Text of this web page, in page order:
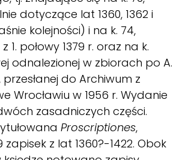
dotyczące lat 1360, 1362 i
kolejności) i na k. 74,
1. połowy 1379 r. oraz na k.
odnalezionej w zbiorach po A.
do Archiwum z
Wrocławiu w 1956 r. Wydanie
zasadniczych części.
Proscriptiones,
zapisek z lat 1360?-1422. Obok